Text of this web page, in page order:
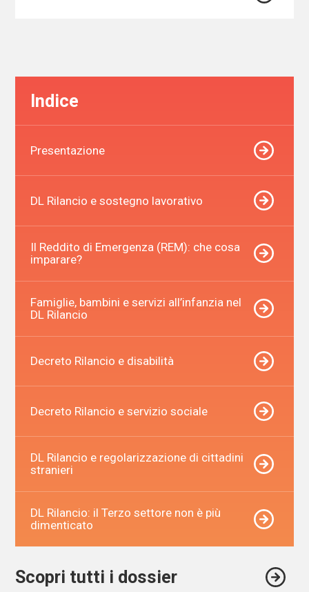
Indice
Presentazione
DL Rilancio e sostegno lavorativo
Il Reddito di Emergenza (REM): che cosa
imparare?
Famiglie, bambini e servizi all’infanzia nel
DL Rilancio
Decreto Rilancio e disabilità
Decreto Rilancio e servizio sociale
DL Rilancio e regolarizzazione di cittadini
stranieri
DL Rilancio: il Terzo settore non è più
dimenticato
Scopri tutti i dossier